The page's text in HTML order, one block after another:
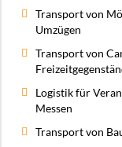
Transport von
Umzügen
Transport von
Logistik für
Messen
Transport von